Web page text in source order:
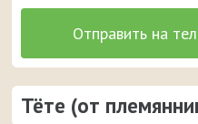
Тёте (от